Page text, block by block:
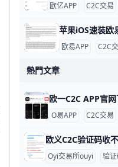
欧亿APP C2C交易
欧易APP C2C
熱門文章
O易APP C2C交易
Oyi交易所ouyi 验